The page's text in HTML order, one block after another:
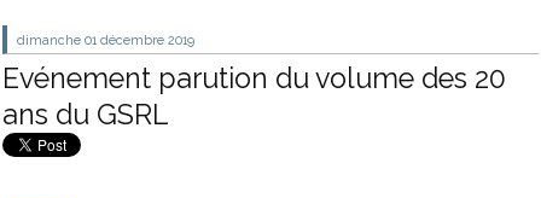
dimanche 01 décembre 2019
Evénement parution du volume des 20
ans du GSRL